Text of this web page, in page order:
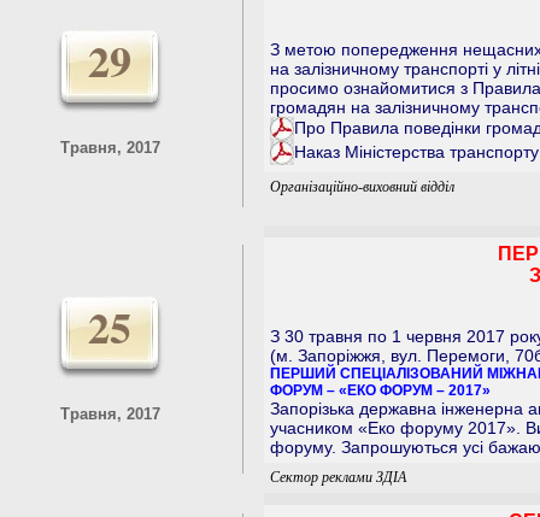
29
Травня, 2017
З метою попередження нещасних
на залізничному транспорті у
просимо ознайомитися з
громадян на залізничному
Про Правила поведінки
Наказ Міністерства
Організаційно-виховний відділ
25
Травня, 2017
З 30 травня по 1 червня 2017
(м. Запоріжжя, вул. Перемоги,
ПЕРШИЙ СПЕЦІАЛІЗОВАНИЙ
ФОРУМ – «ЕКО ФОРУМ – 2017»
Запорізька державна інженерна
учасником «Еко форуму 2017».
форуму. Запрошуються усі
Сектор реклами ЗДІА